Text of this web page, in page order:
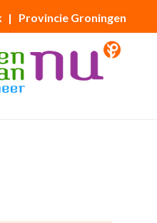
| Provincie Groningen